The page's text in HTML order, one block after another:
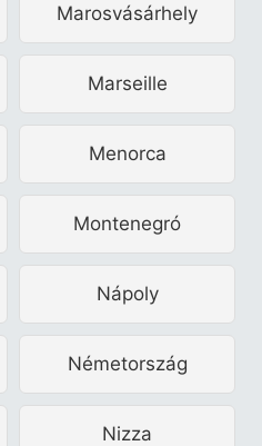
Marosvásárhely
Marseille
Menorca
Montenegró
Nápoly
Németország
Nizza